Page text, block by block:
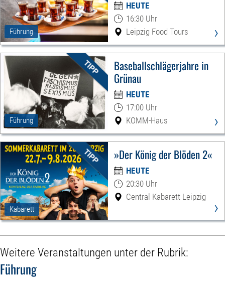
Führung
HEUTE
16:30 Uhr
Leipzig Food Tours
›
Führung
Baseballschlägerjahre in
Grünau
HEUTE
17:00 Uhr
KOMM-Haus
›
Kabarett
»Der König der Blöden 2«
HEUTE
20:30 Uhr
Central Kabarett Leipzig
›
Weitere Veranstaltungen unter der Rubrik:
Führung